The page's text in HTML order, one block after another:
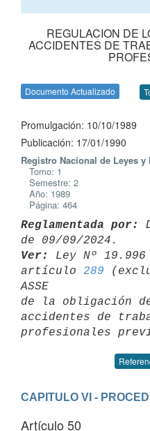
REGULACION DE
ACCIDENTES DE
Documento Actualizado
Promulgación: 10/10/1989
Publicación: 17/01/1990
Registro Nacional de Leyes y
Tomo: 1
Semestre: 2
Año: 1989
Página: 464
Reglamentada por:
Ver:
Ley Nº
artículo 289
ASSE
de la obligación
accidentes de
CAPITULO VI -
Artículo 50